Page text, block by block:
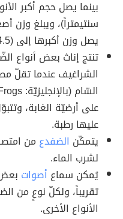
يصل وزن أكبرها إلى (4.5) كيلوغرام.
تنتج إناث بعض أنواع
الشراغيف عندما تقلّ
على أرضيّة الغابة،
عليها رطبة.
يتمكّن الضفدع من
لشرب الماء.
يُمكن سماع أصوات
تقريباً، ولكلّ نوعٍ من
الأنواع الأخرى.